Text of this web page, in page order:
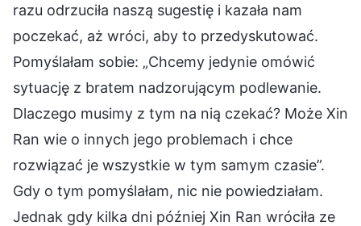
razu odrzuciła naszą sugestię i kazała nam
poczekać, aż wróci, aby to przedyskutować.
Pomyślałam sobie: „Chcemy jedynie omówić
sytuację z bratem nadzorującym podlewanie.
Dlaczego musimy z tym na nią czekać? Może Xin
Ran wie o innych jego problemach i chce
rozwiązać je wszystkie w tym samym czasie”.
Gdy o tym pomyślałam, nic nie powiedziałam.
Jednak gdy kilka dni później Xin Ran wróciła ze